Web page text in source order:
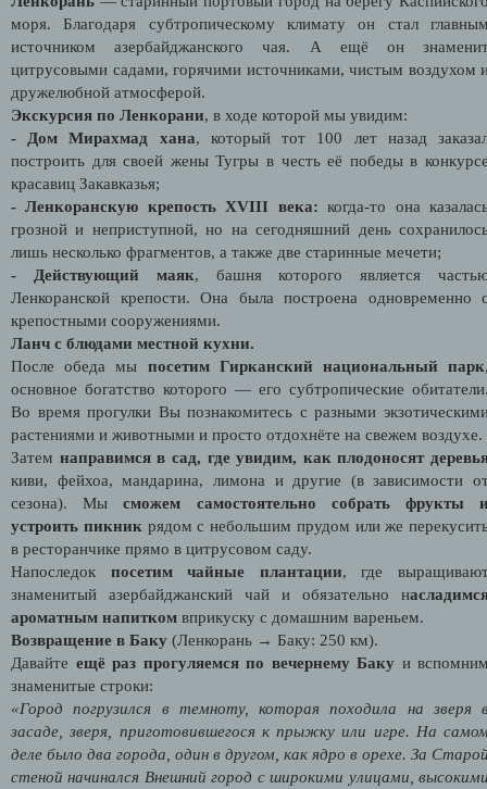
моря. Благодаря субтропическому климату он стал
источником азербайджанского чая. А ещё он
цитрусовыми садами, горячими источниками, чистым воздухом
дружелюбной атмосферой.
Экскурсия по Ленкорани, в ходе которой мы увидим:
- Дом Мирахмад хана, который тот 100 лет назад
построить для своей жены Тугры в честь её победы в
красавиц Закавказья;
- Ленкоранскую крепость XVIII века: когда-то она
грозной и неприступной, но на сегодняшний день
лишь несколько фрагментов, а также две старинные мечети;
- Действующий маяк, башня которого является
Ленкоранской крепости. Она была построена одновременно
крепостными сооружениями.
Ланч с блюдами местной кухни.
После обеда мы посетим Гирканский национальный парк
основное богатство которого — его субтропические
Во время прогулки Вы познакомитесь с разными
растениями и животными и просто отдохнёте на свежем воздухе.
Затем направимся в сад, где увидим, как плодоносят
киви, фейхоа, мандарина, лимона и другие (в зависимости
сезона). Мысможем самостоятельно собрать фрукты
устроить пикник рядом с небольшим прудом или же
в ресторанчике прямо в цитрусовом саду.
Напоследок посетим чайные плантации, где
знаменитый азербайджанский чай и обязательно н
ароматным напитком вприкуску с домашним вареньем.
Возвращение в Баку (Ленкорань → Баку: 250 км).
Давайте ещё раз прогуляемся по вечернему Баку и
знаменитые строки:
«Город погрузился в темноту, которая походила на зверя
засаде, зверя, приготовившегося к прыжку или игре. На
деле было два города, один в другом, как ядро в орехе. За
стеной начинался Внешний город с широкими улицами,